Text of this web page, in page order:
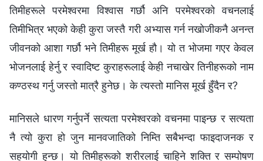
तिमीहरूले परमेश्‍वरमा विश्‍वास गर्छौ अनि परमेश्‍वरको वचनलाई
तिमीभित्र भएको केही कुरा जस्तै गरी अभ्यास गर्न नखोजीकनै अनन्त
जीवनको आशा गर्छौ भने तिमीहरू मूर्ख हौ। यो त भोजमा गएर केवल
भोजनलाई हेर्नु र स्वादिष्ट कुराहरूलाई केही नचाखेर तिनीहरूको नाम
कण्ठस्थ गर्नु जस्तो मात्रै हुनेछ। के त्यस्तो मानिस मूर्ख हुँदैन र?
मानिसले धारण गर्नुपर्ने सत्यता परमेश्‍वरको वचनमा पाइन्छ र सत्यता
नै त्यो कुरा हो जुन मानवजातिको निम्ति सबैभन्दा फाइदाजनक र
सहयोगी हुन्छ। यो तिमीहरूको शरीरलाई चाहिने शक्ति र सम्पोषण